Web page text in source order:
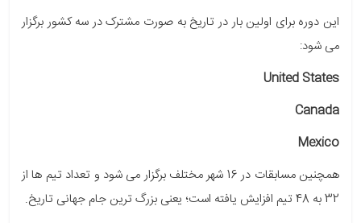
این دوره برای اولین بار در تاریخ به صورت مشترک در سه کشور برگزار
می شود:
United States
Canada
Mexico
همچنین مسابقات در 16 شهر مختلف برگزار می شود و تعداد تیم ها از
32 به 48 تیم افزایش یافته است؛ یعنی بزرگ ترین جام جهانی تاریخ.